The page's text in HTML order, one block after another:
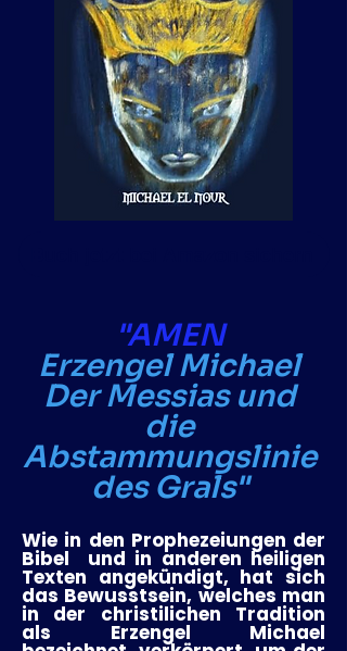
"AMEN
Erzengel Michael
Der Messias und
die
Abstammungslinie
des Grals"
Wie in den Prophezeiungen der
Bibel und in anderen heiligen
Texten angekündigt, hat sich
das Bewusstsein, welches man
in der christilichen Tradition
als Erzengel Michael